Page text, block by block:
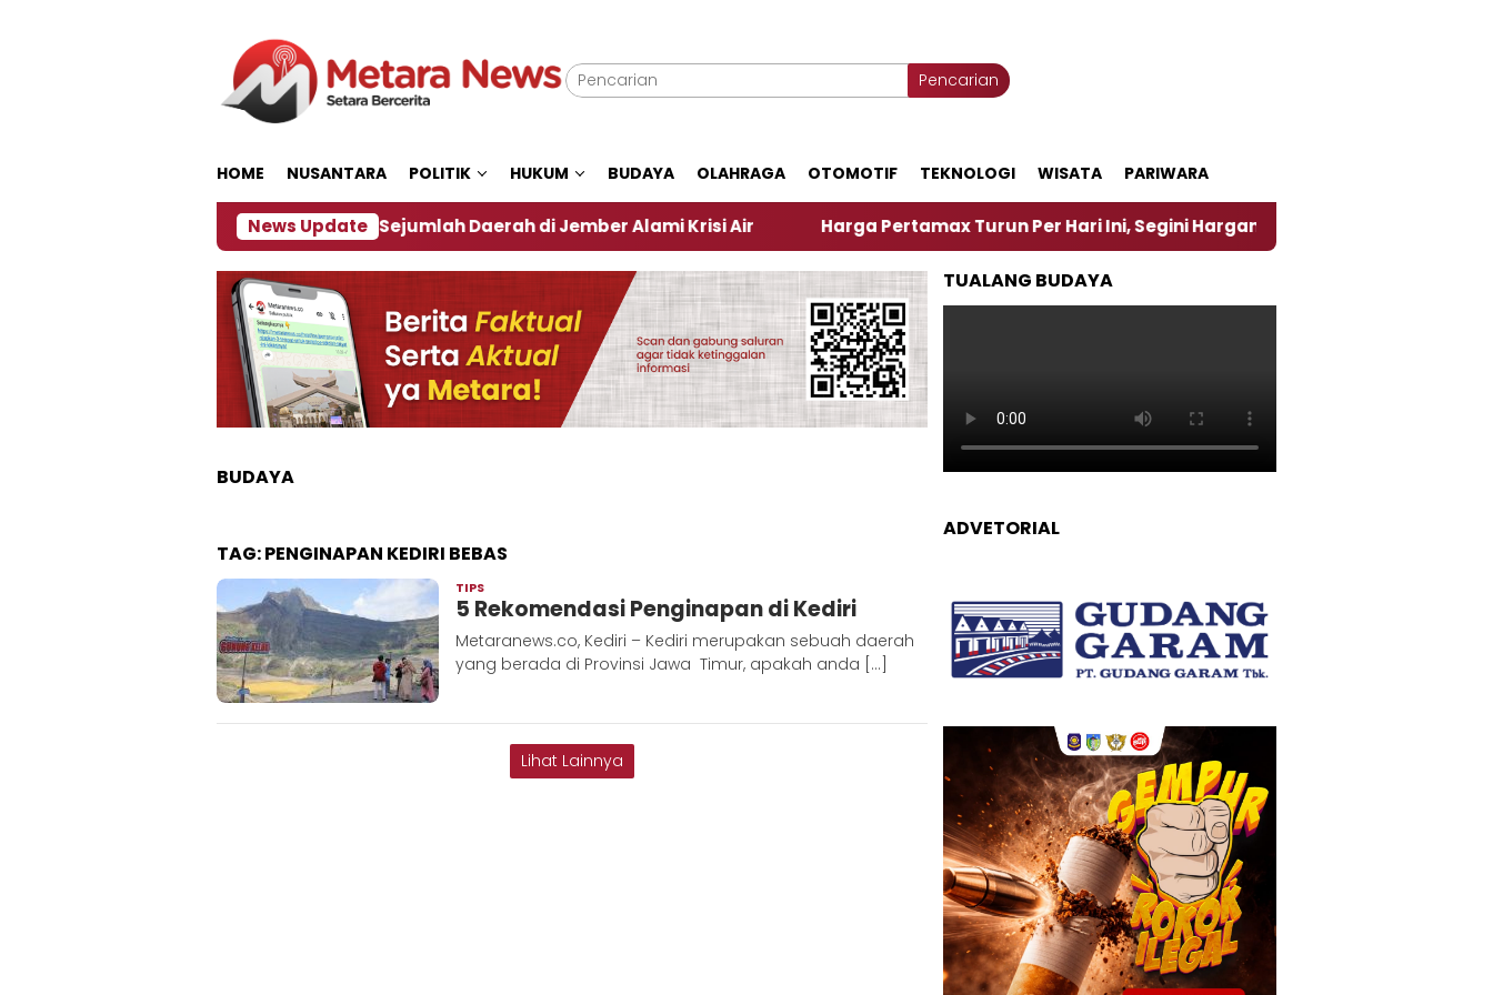
Pencarian
HOME NUSANTARA POLITIK HUKUM BUDAYA OLAHRAGA OTOMOTIF TEKNOLOGI WISATA PARIWARA
News Update
Dampak El Nino, Sejumlah Daerah di Jember Alami Krisi Air Harga Pertamax Turun Per Hari Ini, Segini Harganya ‎Nasirun Maestro Lukis
BUDAYA
TAG:PENGINAPAN KEDIRI BEBAS
TIPS
Metaranews
5 Rekomendasi Penginapan di Kediri
Metaranews.co, Kediri – Kediri merupakan sebuah daerah
yang berada di Provinsi Jawa Timur, apakah anda […]
Lihat Lainnya
TUALANG BUDAYA
ADVETORIAL